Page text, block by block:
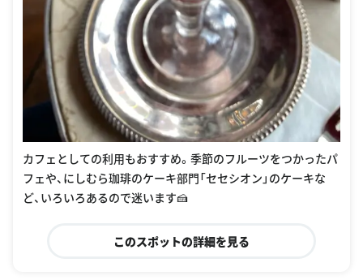
カフェとしての利用もおすすめ。季節のフルーツをつかったパ
フェや、にしむら珈琲のケーキ部門「セセシオン」のケーキな
ど、いろいろあるので迷います🍰
このスポットの詳細を見る